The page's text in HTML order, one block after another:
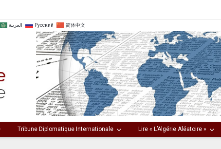
العربية Русский 简体中文
Tribune Diplomatique Internationale Lire « L’Algérie Aléatoire »